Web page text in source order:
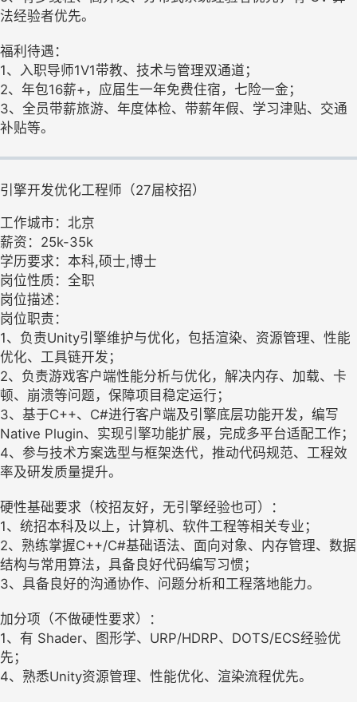
法经验者优先。
福利待遇：
1、入职导师1V1带教、技术与管理双通道；
2、年包16薪+，应届生一年免费住宿，七险一金；
3、全员带薪旅游、年度体检、带薪年假、学习津贴、交通
补贴等。
引擎开发优化工程师（27届校招）
工作城市：北京
薪资：25k-35k
学历要求：本科,硕士,博士
岗位性质：全职
岗位描述：
岗位职责：
1、负责Unity引擎维护与优化，包括渲染、资源管理、性能
优化、工具链开发；
2、负责游戏客户端性能分析与优化，解决内存、加载、卡
顿、崩溃等问题，保障项目稳定运行；
3、基于C++、C#进行客户端及引擎底层功能开发，编写
Native Plugin、实现引擎功能扩展，完成多平台适配工作；
4、参与技术方案选型与框架迭代，推动代码规范、工程效
率及研发质量提升。
硬性基础要求（校招友好，无引擎经验也可）：
1、统招本科及以上，计算机、软件工程等相关专业；
2、熟练掌握C++/C#基础语法、面向对象、内存管理、数据
结构与常用算法，具备良好代码编写习惯；
3、具备良好的沟通协作、问题分析和工程落地能力。
加分项（不做硬性要求）：
1、有 Shader、图形学、URP/HDRP、DOTS/ECS经验优
先；
4、熟悉Unity资源管理、性能优化、渲染流程优先。